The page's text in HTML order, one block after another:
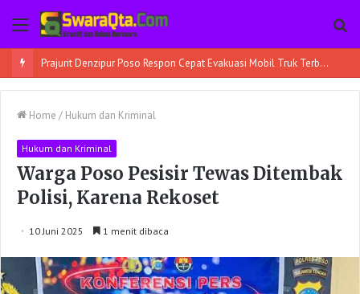
Menu
Prajurit Denzipur Poso Respon Cepat Evakuasi Mobil Truk Terbalik
Home / Hukum dan Kriminal
Hukum dan Kriminal
Warga Poso Pesisir Tewas Ditembak
Polisi, Karena Rekoset
10 Juni 2025 1 menit dibaca